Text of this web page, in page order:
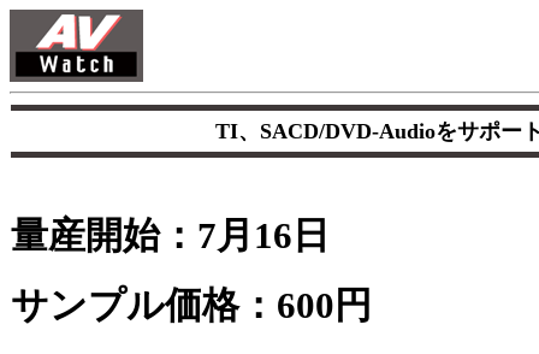
TI、SACD/DVD-Audioをサポー
量産開始：7月16日
サンプル価格：600円